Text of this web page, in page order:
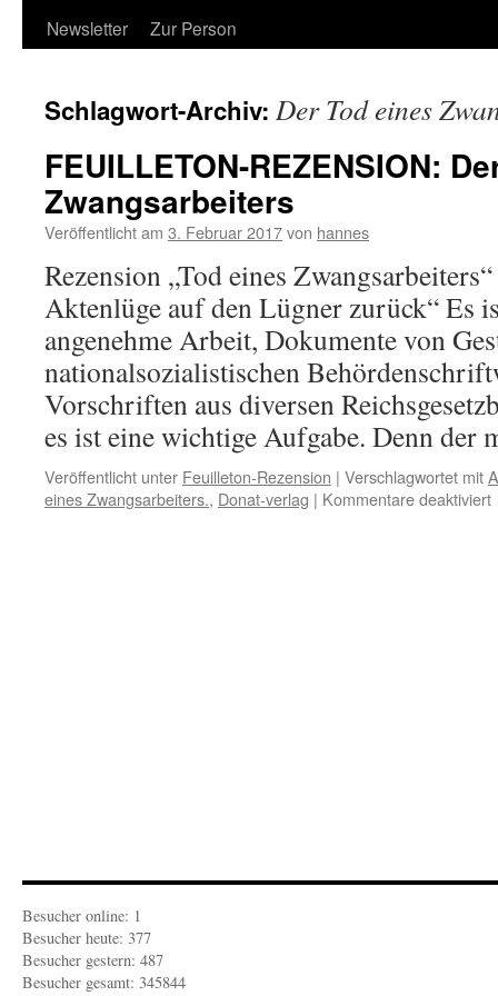
Newsletter
Zur Person
Schlagwort-Archiv: Der Tod eines
FEUILLETON-REZENSION:
Zwangsarbeiters
Veröffentlicht am 3. Februar 2017von hannes
Rezension „Tod eines
Aktenlüge auf den Lügner zurück“ Es
angenehme Arbeit, Dokumente von
nationalsozialistischen
Vorschriften aus diversen
es ist eine wichtige Aufgabe. Denn
Veröffentlicht unter Feuilleton-Rezension | Verschlagwortet mit
eines Zwangsarbeiters., Donat-verlag | Kommentare deaktiviert
Besucher online: 1
Besucher heute: 377
Besucher gestern: 487
Besucher gesamt: 345844